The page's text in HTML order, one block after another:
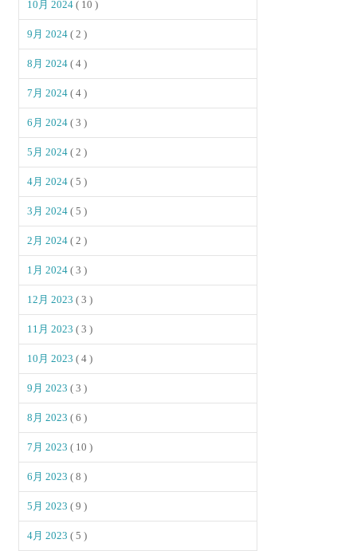
10月 2024( 10 )
9月 2024( 2 )
8月 2024( 4 )
7月 2024( 4 )
6月 2024( 3 )
5月 2024( 2 )
4月 2024( 5 )
3月 2024( 5 )
2月 2024( 2 )
1月 2024( 3 )
12月 2023( 3 )
11月 2023( 3 )
10月 2023( 4 )
9月 2023( 3 )
8月 2023( 6 )
7月 2023( 10 )
6月 2023( 8 )
5月 2023( 9 )
4月 2023( 5 )